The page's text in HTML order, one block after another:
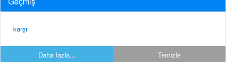
karşı
Daha fazla... Temizle